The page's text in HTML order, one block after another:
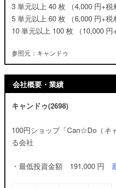
3 単元以上 40 枚 （4,000 円+税
5 単元以上 60 枚 （6,000 円+税
10 単元以上 100 枚 （10,000 円
参照元：キャンドゥ
会社概要・業績
キャンドゥ(2698)
100円ショップ「Can☆Do（キ
る会社
・最低投資金額 191,000 円